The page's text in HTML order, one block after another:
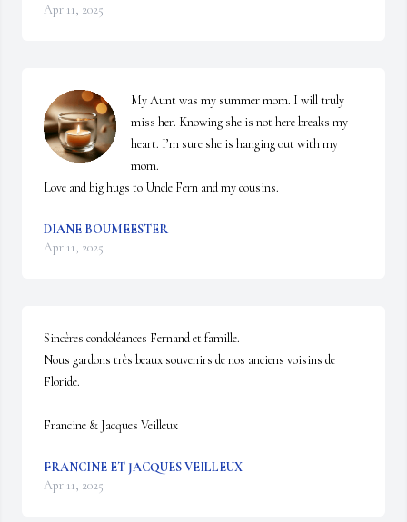
Apr 11, 2025
My Aunt was my summer mom. I will truly
miss her. Knowing she is not here breaks my
heart. I’m sure she is hanging out with my
mom.
Love and big hugs to Uncle Fern and my cousins.
DIANE BOUMEESTER
Apr 11, 2025
Sincères condoléances Fernand et famille.
Nous gardons très beaux souvenirs de nos anciens voisins de
Floride.
Francine & Jacques Veilleux
FRANCINE ET JACQUES VEILLEUX
Apr 11, 2025